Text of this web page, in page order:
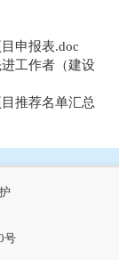
申报表.doc
工作者（建设
推荐名单汇总
号